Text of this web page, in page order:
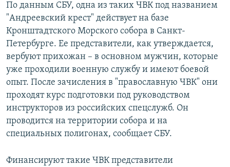
По данным СБУ, одна из таких ЧВК под названием
"Андреевский крест" действует на базе
Кронштадтского Морского собора в Санкт-
Петербурге. Ее представители, как утверждается,
вербуют прихожан – в основном мужчин, которые
уже проходили военную службу и имеют боевой
опыт. После зачисления в "православную ЧВК" они
проходят курс подготовки под руководством
инструкторов из российских спецслужб. Он
проводится на территории собора и на
специальных полигонах, сообщает СБУ.
Финансируют такие ЧВК представители